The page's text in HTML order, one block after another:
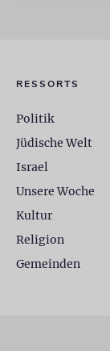
RESSORTS
Politik
Jüdische Welt
Israel
Unsere Woche
Kultur
Religion
Gemeinden